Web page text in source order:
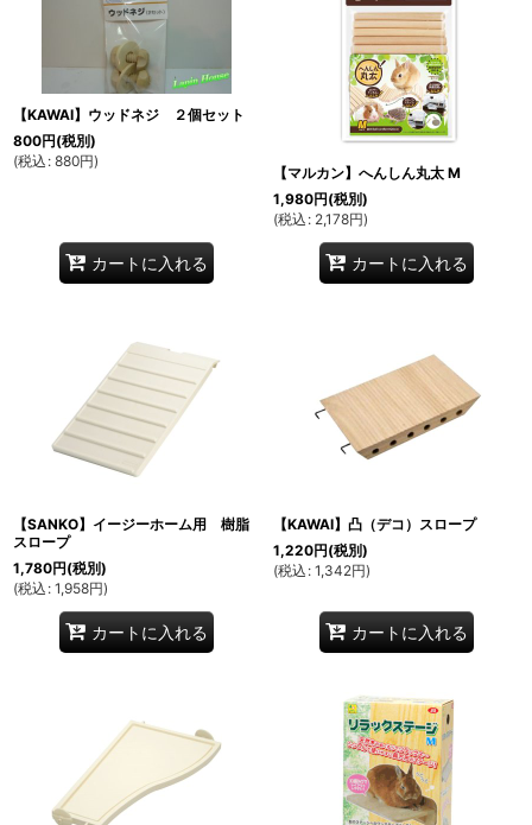
【KAWAI】ウッドネジ ２個セット
800円(税別)
(税込 : 880円)
カートに入れる
【マルカン】へんしん丸太 M
1,980円(税別)
(税込 : 2,178円)
カートに入れる
【SANKO】イージーホーム用 樹脂
スロープ
1,780円(税別)
(税込 : 1,958円)
カートに入れる
【KAWAI】凸（デコ）スロープ
1,220円(税別)
(税込 : 1,342円)
カートに入れる